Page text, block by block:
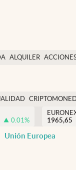
ALQUILER
USA
Colombia
0.01%
1965,65
Unión Europea